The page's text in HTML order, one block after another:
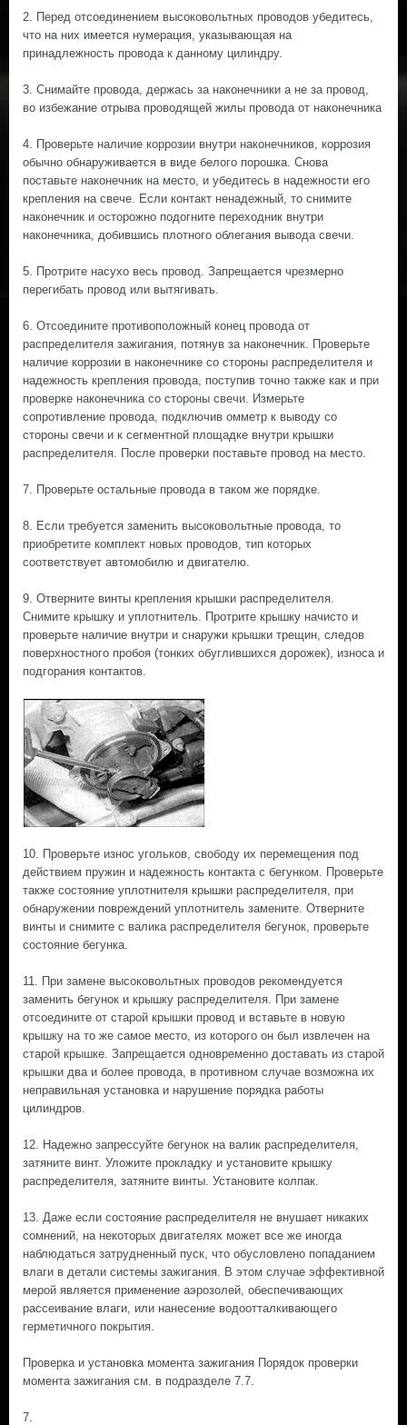
2. Перед отсоединением высоковольтных проводов убедитесь,
что на них имеется нумерация, указывающая на
принадлежность провода к данному цилиндру.
3. Снимайте провода, держась за наконечники а не за провод,
во избежание отрыва проводящей жилы провода от наконечника
4. Проверьте наличие коррозии внутри наконечников, коррозия
обычно обнаруживается в виде белого порошка. Снова
поставьте наконечник на место, и убедитесь в надежности его
крепления на свече. Если контакт ненадежный, то снимите
наконечник и осторожно подогните переходник внутри
наконечника, добившись плотного облегания вывода свечи.
5. Протрите насухо весь провод. Запрещается чрезмерно
перегибать провод или вытягивать.
6. Отсоедините противоположный конец провода от
распределителя зажигания, потянув за наконечник. Проверьте
наличие коррозии в наконечнике со стороны распределителя и
надежность крепления провода, поступив точно также как и при
проверке наконечника со стороны свечи. Измерьте
сопротивление провода, подключив омметр к выводу со
стороны свечи и к сегментной площадке внутри крышки
распределителя. После проверки поставьте провод на место.
7. Проверьте остальные провода в таком же порядке.
8. Если требуется заменить высоковольтные провода, то
приобретите комплект новых проводов, тип которых
соответствует автомобилю и двигателю.
9. Отверните винты крепления крышки распределителя.
Снимите крышку и уплотнитель. Протрите крышку начисто и
проверьте наличие внутри и снаружи крышки трещин, следов
поверхностного пробоя (тонких обуглившихся дорожек), износа и
подгорания контактов.
10. Проверьте износ угольков, свободу их перемещения под
действием пружин и надежность контакта с бегунком. Проверьте
также состояние уплотнителя крышки распределителя, при
обнаружении повреждений уплотнитель замените. Отверните
винты и снимите с валика распределителя бегунок, проверьте
состояние бегунка.
11. При замене высоковольтных проводов рекомендуется
заменить бегунок и крышку распределителя. При замене
отсоедините от старой крышки провод и вставьте в новую
крышку на то же самое место, из которого он был извлечен на
старой крышке. Запрещается одновременно доставать из старой
крышки два и более провода, в противном случае возможна их
неправильная установка и нарушение порядка работы
цилиндров.
12. Надежно запрессуйте бегунок на валик распределителя,
затяните винт. Уложите прокладку и установите крышку
распределителя, затяните винты. Установите колпак.
13. Даже если состояние распределителя не внушает никаких
сомнений, на некоторых двигателях может все же иногда
наблюдаться затрудненный пуск, что обусловлено попаданием
влаги в детали системы зажигания. В этом случае эффективной
мерой является применение аэрозолей, обеспечивающих
рассеивание влаги, или нанесение водоотталкивающего
герметичного покрытия.
Проверка и установка момента зажигания Порядок проверки
момента зажигания см. в подразделе 7.7.
7.